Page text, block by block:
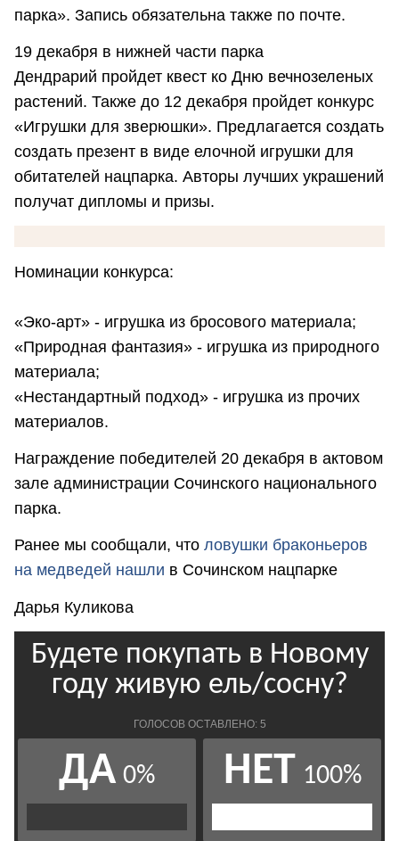
парка». Запись обязательна также по почте.
19 декабря в нижней части парка
Дендрарий пройдет квест ко Дню вечнозеленых
растений. Также до 12 декабря пройдет конкурс
«Игрушки для зверюшки». Предлагается создать
создать презент в виде елочной игрушки для
обитателей нацпарка. Авторы лучших украшений
получат дипломы и призы.
Номинации конкурса:
«Эко-арт» - игрушка из бросового материала;
«Природная фантазия» - игрушка из природного
материала;
«Нестандартный подход» - игрушка из прочих
материалов.
Награждение победителей 20 декабря в актовом
зале администрации Сочинского национального
парка.
Ранее мы сообщали, что ловушки браконьеров
на медведей нашли в Сочинском нацпарке
Дарья Куликова